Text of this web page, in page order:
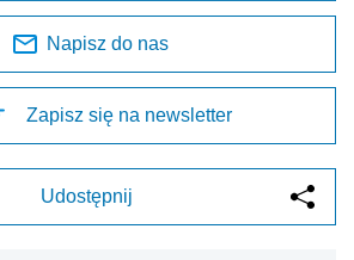
Napisz do nas
Zapisz się na newsletter
Udostępnij